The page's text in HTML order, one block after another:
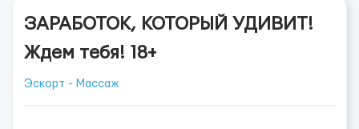
ЗАРАБОТОК, КОТОРЫЙ УДИВИТ!
Ждем тебя! 18+
Эскорт - Массаж